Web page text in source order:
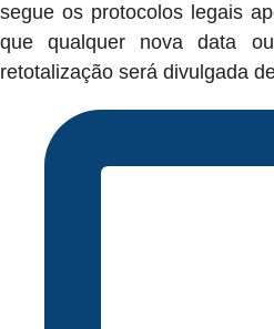
segue os protocolos legais
que qualquer nova data
retotalização será divulgada